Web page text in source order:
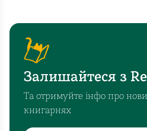
Залишайтеся з
Та отримуйте інфо про
книгарнях